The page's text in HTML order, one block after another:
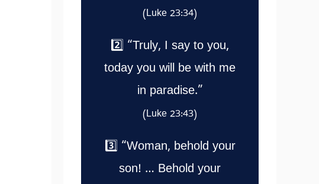
(Luke 23:34)
2️⃣ “Truly, I say to you,
today you will be with me
in paradise.”
(Luke 23:43)
3️⃣ “Woman, behold your
son! … Behold your